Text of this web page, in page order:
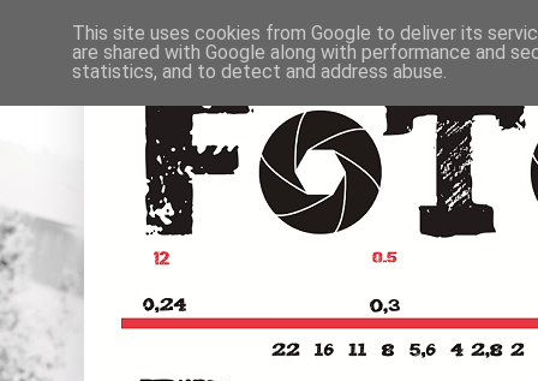
This site uses cookies from Google to deliver its
are shared with Google along with performance and
statistics, and to detect and address abuse.